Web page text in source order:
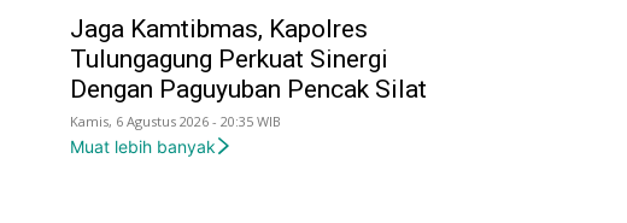
Jaga Kamtibmas, Kapolres
Tulungagung Perkuat Sinergi
Dengan Paguyuban Pencak Silat
Kamis, 6 Agustus 2026 - 20:35 WIB
Muat lebih banyak